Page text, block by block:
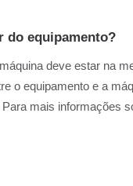
do equipamento?
deve estar na
o equipamento e a
mais informações